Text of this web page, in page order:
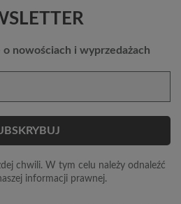
nowościach i wyprzedażach
chwili. W tym celu należy odnaleźć
informacji prawnej.